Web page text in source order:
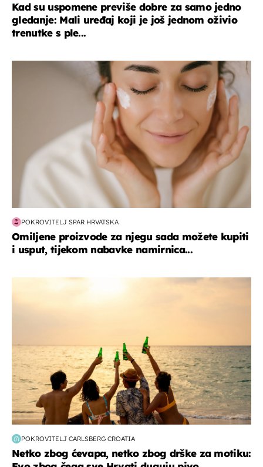
Kad su uspomene previše dobre za samo jedno
gledanje: Mali uređaj koji je još jednom oživio
trenutke s ple...
moda & ljepota
POKROVITELJ SPAR HRVATSKA
Omiljene proizvode za njegu sada možete kupiti
i usput, tijekom nabavke namirnica...
POKROVITELJ CARLSBERG CROATIA
Netko zbog ćevapa, netko zbog drške za motiku: